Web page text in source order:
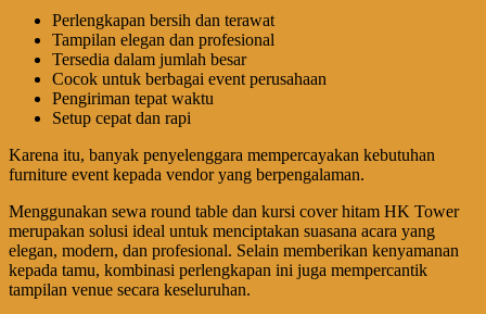
Perlengkapan bersih dan terawat
Tampilan elegan dan profesional
Tersedia dalam jumlah besar
Cocok untuk berbagai event perusahaan
Pengiriman tepat waktu
Setup cepat dan rapi
Karena itu, banyak penyelenggara mempercayakan kebutuhan
furniture event kepada vendor yang berpengalaman.
Menggunakan sewa round table dan kursi cover hitam HK Tower
merupakan solusi ideal untuk menciptakan suasana acara yang
elegan, modern, dan profesional. Selain memberikan kenyamanan
kepada tamu, kombinasi perlengkapan ini juga mempercantik
tampilan venue secara keseluruhan.